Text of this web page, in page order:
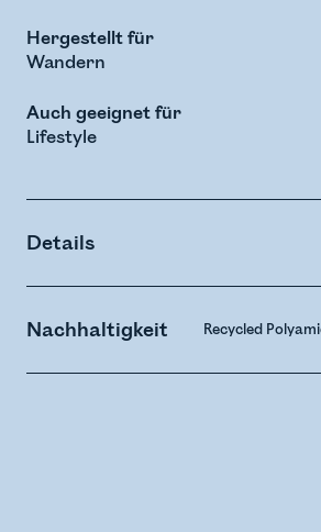
Hergestellt für
Wandern
Auch geeignet für
Lifestyle
Details
Nachhaltigkeit Recycled